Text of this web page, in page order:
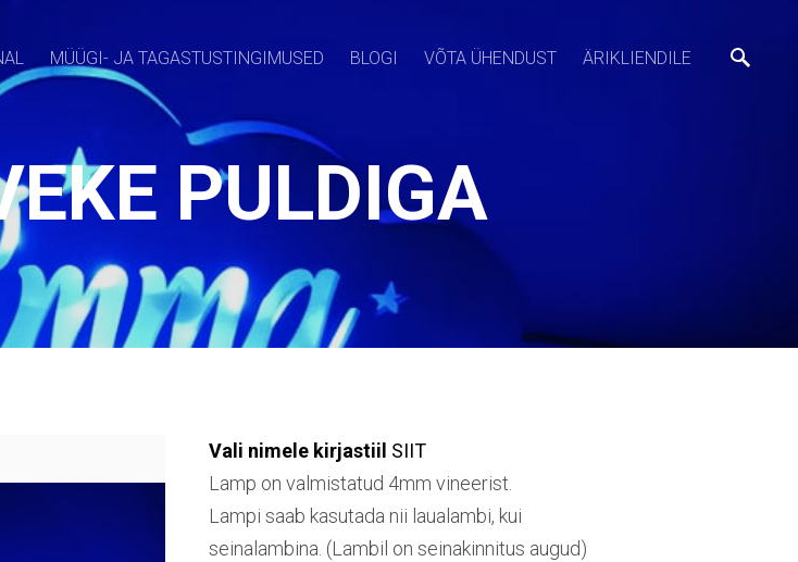
MÜÜGI- JA TAGASTUSTINGIMUSED BLOGI VÕTA ÜHENDUST ÄRIKLIENDILE
PULDIGA
Vali nimele kirjastiil SIIT
Lamp on valmistatud 4mm vineerist.
Lampi saab kasutada nii laualambi, kui
seinalambina. (Lambil on seinakinnitus augud)